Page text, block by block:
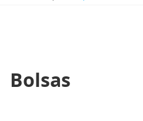
Bolsas